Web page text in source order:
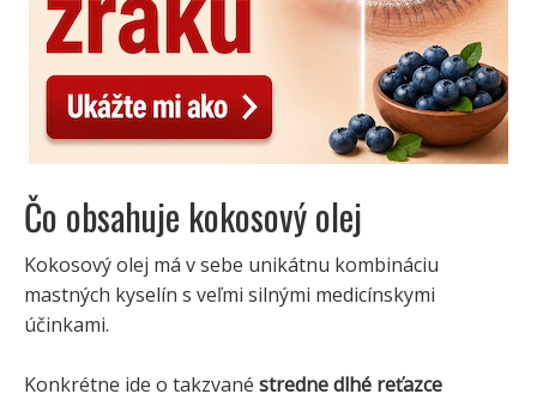
Čo obsahuje kokosový olej
Kokosový olej má v sebe unikátnu kombináciu
mastných kyselín s veľmi silnými medicínskymi
účinkami.
Konkrétne ide o takzvané stredne dlhé reťazce